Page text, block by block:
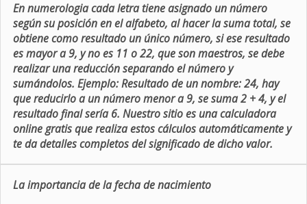
En numerologia cada letra tiene asignado un número
según su posición en el alfabeto, al hacer la suma total, se
obtiene como resultado un único número, si ese resultado
es mayor a 9, y no es 11 o 22, que son maestros, se debe
realizar una reducción separando el número y
sumándolos. Ejemplo: Resultado de un nombre: 24, hay
que reducirlo a un número menor a 9, se suma 2 + 4, y el
resultado final sería 6. Nuestro sitio es una calculadora
online gratis que realiza estos cálculos automáticamente y
te da detalles completos del significado de dicho valor.
La importancia de la fecha de nacimiento